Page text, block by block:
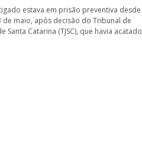
estava em prisão preventiva desde
de maio, após decisão do Tribunal de
Santa Catarina (TJSC), que havia acatado